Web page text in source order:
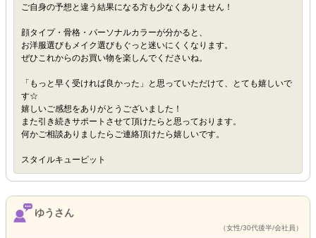
ご自身の予想と違う結果になる方も少なくありません！
顔タイプ・骨格・パーソナルカラーが分かると、
お洋服選びもメイク選びもぐっと迷いにくくなります。
ぜひこれからのお買い物を楽しんでくださいね。
「もっと早く受ければ良かった」と思っていただけて、とても嬉しいで
す☆
嬉しいご感想をありがとうございました！
また引き続きサポートさせて頂けたらと思っております。
何かご相談ありましたらご連絡頂けたら嬉しいです。
スタイルキューピット
ゆうさん
（女性/30代後半/会社員）